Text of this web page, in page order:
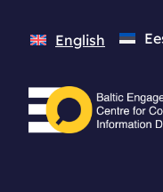
English